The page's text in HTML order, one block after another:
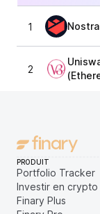
1 Nostra
2
PRODUIT
Portfolio Tracker
Investir en crypto
Finary Plus